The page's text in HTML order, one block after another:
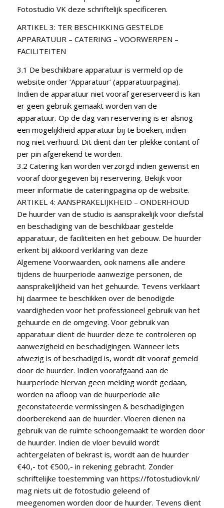
Fotostudio VK deze schriftelijk specificeren.
ARTIKEL 3: TER BESCHIKKING GESTELDE
APPARATUUR – CATERING – VOORWERPEN –
FACILITEITEN
3.1 De beschikbare apparatuur is vermeld op de
website onder ‘Apparatuur’ (apparatuurpagina).
Indien de apparatuur niet vooraf gereserveerd is kan
er geen gebruik gemaakt worden van de
apparatuur. Op de dag van reservering is er alsnog
een mogelijkheid apparatuur bij te boeken, indien
nog niet verhuurd. Dit dient dan ter plekke contant of
per pin afgerekend te worden.
3.2 Catering kan worden verzorgd indien gewenst en
vooraf doorgegeven bij reservering. Bekijk voor
meer informatie de cateringpagina op de website.
ARTIKEL 4: AANSPRAKELIJKHEID – ONDERHOUD
De huurder van de studio is aansprakelijk voor diefstal
en beschadiging van de beschikbaar gestelde
apparatuur, de faciliteiten en het gebouw. De huurder
erkent bij akkoord verklaring van deze
Algemene Voorwaarden, ook namens alle andere
tijdens de huurperiode aanwezige personen, de
aansprakelijkheid van het gehuurde. Tevens verklaart
hij daarmee te beschikken over de benodigde
vaardigheden voor het professioneel gebruik van het
gehuurde en de omgeving. Voor gebruik van
apparatuur dient de huurder deze te controleren op
aanwezigheid en beschadigingen. Wanneer iets
afwezig is of beschadigd is, wordt dit vooraf gemeld
door de huurder. Indien voorafgaand aan de
huurperiode hiervan geen melding wordt gedaan,
worden na afloop van de huurperiode alle
geconstateerde vermissingen & beschadigingen
doorberekend aan de huurder. Vloeren dienen na
gebruik van de ruimte schoongemaakt te worden door
de huurder. Indien de vloer bevuild wordt
achtergelaten of bekrast is, wordt aan de huurder
€40,- tot €500,- in rekening gebracht. Zonder
schriftelijke toestemming van https://fotostudiovk.nl/
mag niets uit de fotostudio geleend of
meegenomen worden door de huurder. Tevens dient